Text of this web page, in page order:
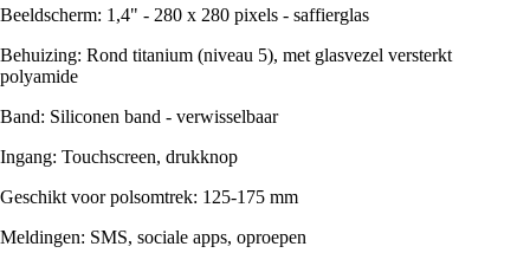
Beeldscherm: 1,4" - 280 x 280 pixels - saffierglas
Behuizing: Rond titanium (niveau 5), met glasvezel versterkt
polyamide
Band: Siliconen band - verwisselbaar
Ingang: Touchscreen, drukknop
Geschikt voor polsomtrek: 125-175 mm
Meldingen: SMS, sociale apps, oproepen